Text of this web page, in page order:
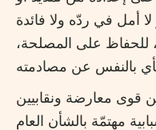
أمل في ردّه ولا فائدة
للحفاظ على المصلحة،
قوى معارضة ونقابيين
مهتمّة بالشأن العام